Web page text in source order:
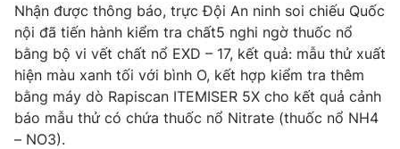
Giải sao mai
Sao
Làm đẹp
Chất lượng cuộc sống
Giáo dục
Tuyển sinh
Học trực tuyến
Công nghệ
Hitech Công nghệ tương lai
Sản phẩm
Giao lưu trực tuyến
Nhận được thông báo, trực Đội An ninh soi chiếu Quốc
nội đã tiến hành kiểm tra chất5 nghi ngờ thuốc nổ
bằng bộ vi vết chất nổ EXD – 17, kết quả: mẫu thử xuất
hiện màu xanh tối với bình O, kết hợp kiểm tra thêm
bằng máy dò Rapiscan ITEMISER 5X cho kết quả cảnh
báo mẫu thử có chứa thuốc nổ Nitrate (thuốc nổ NH4
– NO3).